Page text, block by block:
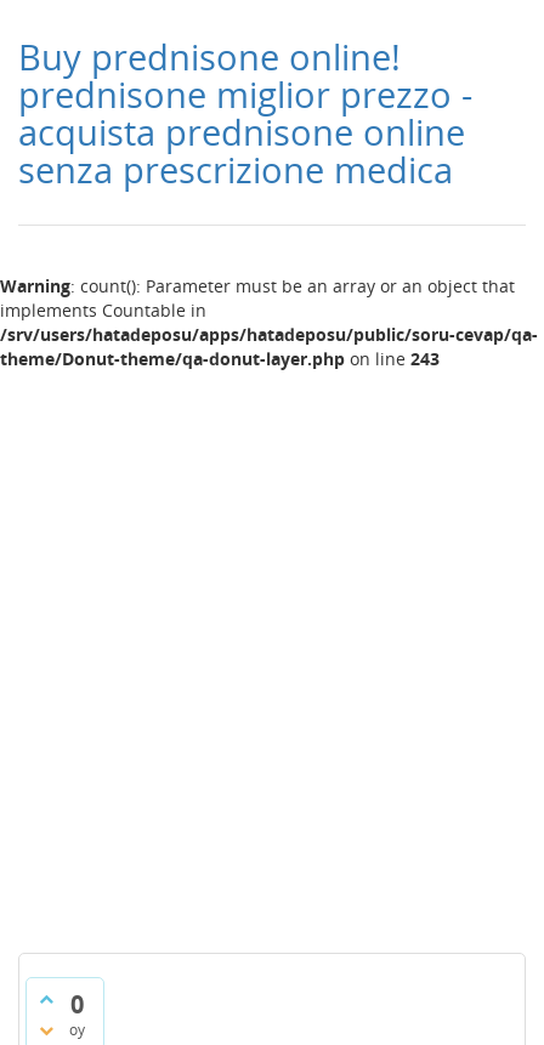
Buy prednisone online!
prednisone miglior prezzo -
acquista prednisone online
senza prescrizione medica
Warning: count(): Parameter must be an array or an object that
implements Countable in
/srv/users/hatadeposu/apps/hatadeposu/public/soru-cevap/qa-
theme/Donut-theme/qa-donut-layer.php on line 243
0
oy